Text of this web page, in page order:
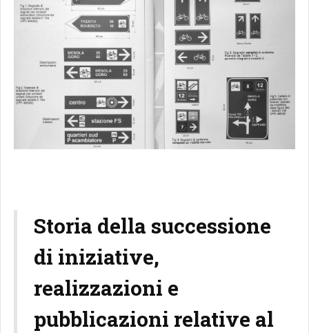
Storia della successione
di iniziative,
realizzazioni e
pubblicazioni relative al